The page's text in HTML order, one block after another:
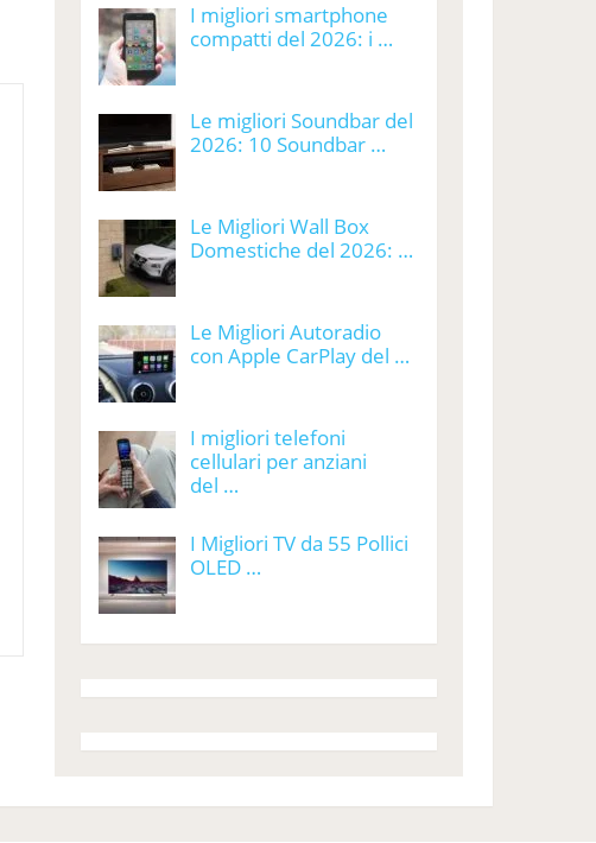
I migliori smartphone
compatti del 2026: i …
Le migliori Soundbar del
2026: 10 Soundbar …
Le Migliori Wall Box
Domestiche del 2026: …
Le Migliori Autoradio
con Apple CarPlay del …
I migliori telefoni
cellulari per anziani
del …
I Migliori TV da 55 Pollici
OLED …